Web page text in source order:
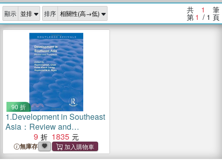
獎 臺灣漫遊錄 、 方念華 、 台灣的李
登輝時代
數學女孩：黎曼猜想 、
偉大的迷走神經
顯示 排序 共 1 筆
第 1 / 1 頁
90 折
1.Development in Southeast
Asia：Review and
Prospects
9 1835
無庫存